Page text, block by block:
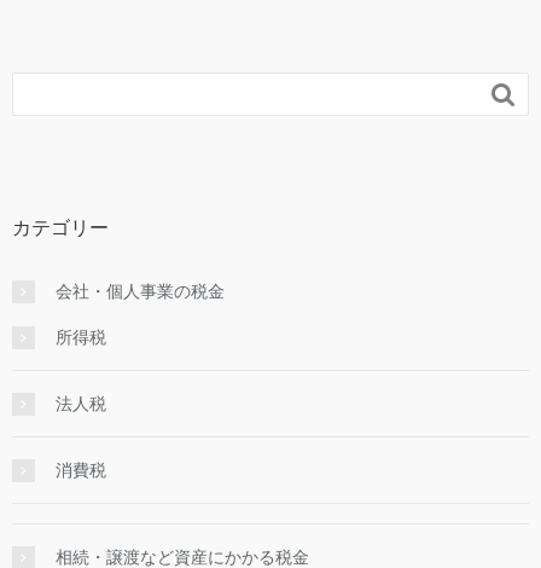

カテゴリー
会社・個人事業の税金
所得税
法人税
消費税
相続・譲渡など資産にかかる税金